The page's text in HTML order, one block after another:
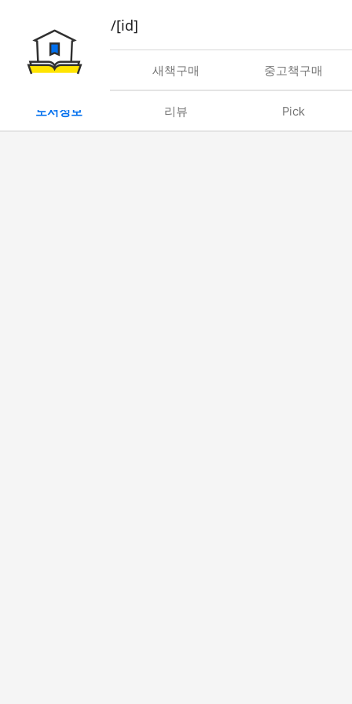
book/rent/[id]
대여 새책구매 중고책구매
도서정보 리뷰 Pick